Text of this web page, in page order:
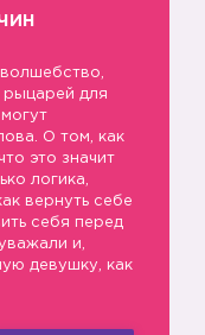
для
О том, как
это значит
логика,
вернуть себе
себя перед
и,
девушку, как